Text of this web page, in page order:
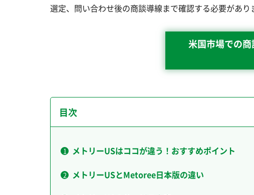
選定、問い合わせ後の商談導線まで確認する必要があり
米国市場での
目次
メトリーUSはココが違う！おすすめポイント
メトリーUSとMetoree日本版の違い